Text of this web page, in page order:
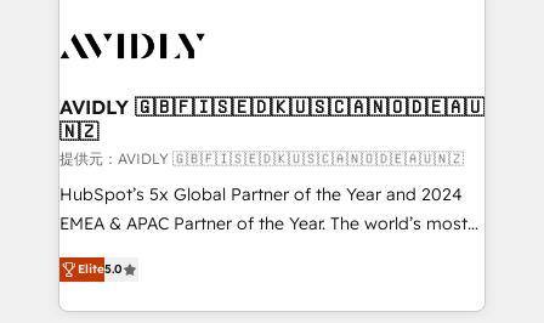
CRM and webdesign (We focus on EMEA - USA
AVIDLY 🇬🇧🇫🇮🇸🇪🇩🇰🇺🇸🇨🇦🇳🇴🇩🇪🇦🇺
🇳🇿
提供元：AVIDLY 🇬🇧🇫🇮🇸🇪🇩🇰🇺🇸🇨🇦🇳🇴🇩🇪🇦🇺🇳🇿
HubSpot’s 5x Global Partner of the Year and 2024
EMEA & APAC Partner of the Year. The world’s most
experienced and fully accredited HubSpot Solutions
Partner. 🚀 With 2,750+ HubSpot projects delivered
and 370+ specialists across EMEA, APAC and NAM,
Elite5.0